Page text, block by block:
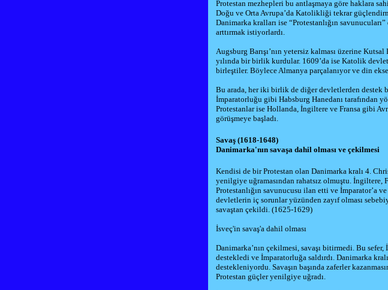
Protestan mezhepleri bu antlaşmaya göre haklara
Doğu ve Orta Avrupa’da Katolikliği tekrar
Danimarka kralları ise “Protestanlığın
arttırmak istiyorlardı.
Augsburg Barışı’nın yetersiz kalması üzerine
yılında bir birlik kurdular. 1609’da ise Katolik
birleştiler. Böylece Almanya parçalanıyor ve din
Bu arada, her iki birlik de diğer devletlerden destek
İmparatorluğu gibi Habsburg Hanedanı tarafından
Protestanlar ise Hollanda İngiltere ve Fransa gibi
görüşmeye başladı.
Savaş (1618-1648)
Danimarka'nın savaşa dahil olması ve çekilmesi
Kendisi de bir Protestan olan Danimarka kralı 4.
yenilgiye uğramasından rahatsız olmuştu. İngiltere,
Protestanlığın savunucusu ilan etti ve İmparator’a
devletlerin iç sorunlar yüzünden zayıf olması
savaştan çekildi. (1625-1629)
İsveç'in savaş'a dahil olması
Danimarka’nın çekilmesi, savaşı bitirmedi. Bu sefer,
destekledi ve İmparatorluğa saldırdı. Danimarka
destekleniyordu. Savaşın başında zaferler
Protestan güçler yenilgiye uğradı.